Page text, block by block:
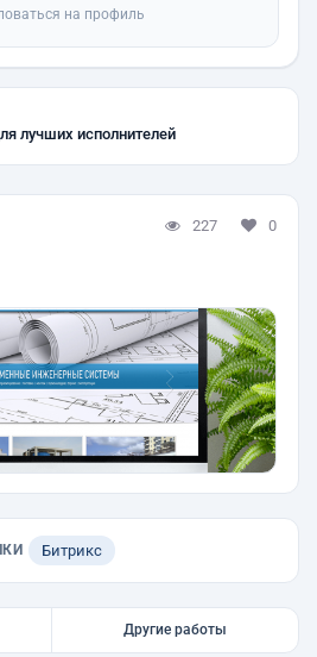
на профиль
лучших исполнителей
227 0
Битрикс
Другие работы